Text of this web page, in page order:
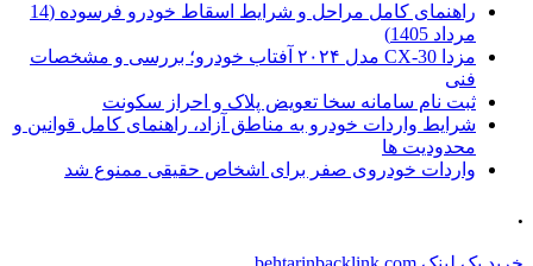
راهنمای کامل مراحل و شرایط اسقاط خودرو فرسوده (14
مرداد 1405)
مزدا CX-30 مدل ۲۰۲۴ آفتاب خودرو؛ بررسی و مشخصات
فنی
ثبت نام سامانه سخا تعویض پلاک و احراز سکونت
شرایط واردات خودرو به مناطق آزاد، راهنمای کامل قوانین و
محدودیت ها
واردات خودروی صفر برای اشخاص حقیقی ممنوع شد
.